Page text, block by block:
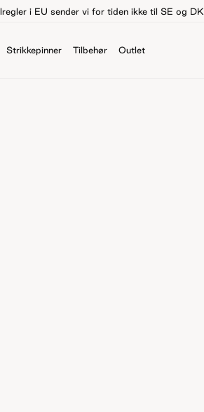
i EU sender vi for tiden ikke til SE og DK
Strikkepinner Tilbehør Outlet